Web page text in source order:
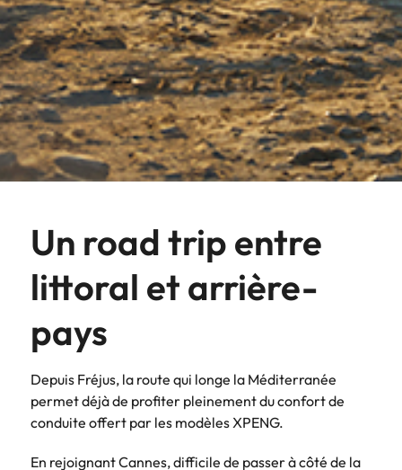
Un road trip entre
littoral et arrière-
pays
Depuis Fréjus, la route qui longe la Méditerranée
permet déjà de profiter pleinement du confort de
conduite offert par les modèles XPENG.
En rejoignant Cannes, difficile de passer à côté de la